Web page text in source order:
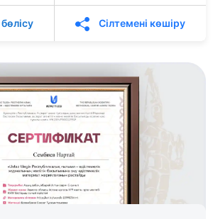
Сілтемені көшіру